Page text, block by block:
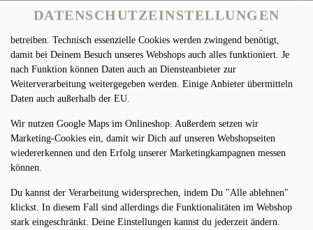
PASTA ARRABIATA
DATENSCHUTZEINSTELLUNGEN
betreiben. Technisch essenzielle Cookies werden zwingend benötigt,
damit bei Deinem Besuch unseres Webshops auch alles funktioniert. Je
nach Funktion können Daten auch an Diensteanbieter zur
Weiterverarbeitung weitergegeben werden. Einige Anbieter übermitteln
Daten auch außerhalb der EU.
Wir nutzen Google Maps im Onlineshop. Außerdem setzen wir
Marketing-Cookies ein, damit wir Dich auf unseren Webshopseiten
wiedererkennen und den Erfolg unserer Marketingkampagnen messen
können.
Du kannst der Verarbeitung widersprechen, indem Du "Alle ablehnen"
klickst. In diesem Fall sind allerdings die Funktionalitäten im Webshop
stark eingeschränkt. Deine Einstellungen kannst du jederzeit ändern.